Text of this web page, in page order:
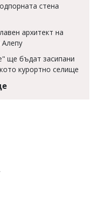
стена
архитект на
ще бъдат засипани
курортно селище